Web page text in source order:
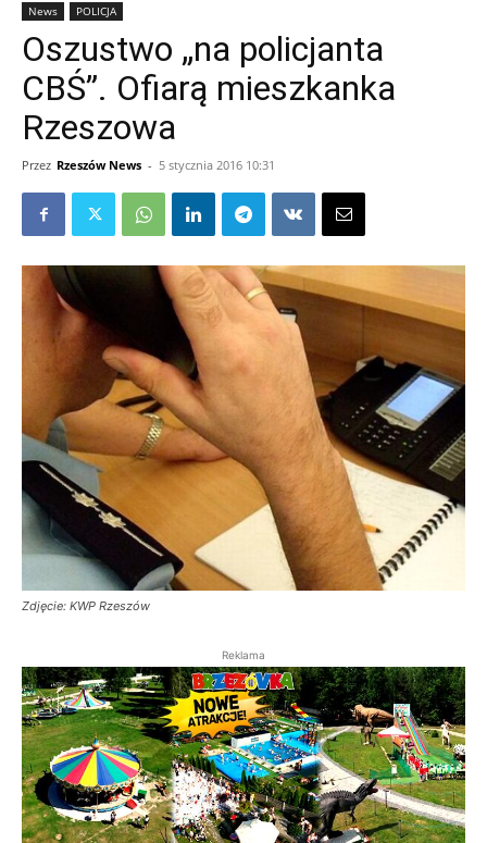
News POLICJA
Oszustwo „na policjanta
CBŚ”. Ofiarą mieszkanka
Rzeszowa
Przez Rzeszów News - 5 stycznia 2016 10:31
Zdjęcie: KWP Rzeszów
Reklama